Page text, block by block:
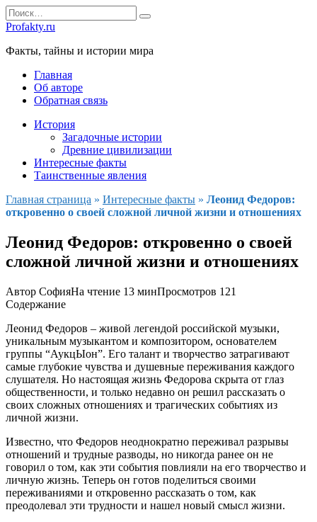
Перейти
к
содержанию
Search
for:
Profakty.ru
Факты, тайны и истории мира
Главная
Об авторе
Обратная связь
История
Загадочные истории
Древние цивилизации
Интересные факты
Таинственные явления
Главная страница » Интересные факты » Леонид Федоров:
откровенно о своей сложной личной жизни и отношениях
Леонид Федоров: откровенно о своей
сложной личной жизни и отношениях
Автор СофияНа чтение 13 минПросмотров 121
Содержание
Леонид Федоров – живой легендой российской музыки,
уникальным музыкантом и композитором, основателем
группы “АукцЫон”. Его талант и творчество затрагивают
самые глубокие чувства и душевные переживания каждого
слушателя. Но настоящая жизнь Федорова скрыта от глаз
общественности, и только недавно он решил рассказать о
своих сложных отношениях и трагических событиях из
личной жизни.
Известно, что Федоров неоднократно переживал разрывы
отношений и трудные разводы, но никогда ранее он не
говорил о том, как эти события повлияли на его творчество и
личную жизнь. Теперь он готов поделиться своими
переживаниями и откровенно рассказать о том, как
преодолевал эти трудности и нашел новый смысл жизни.